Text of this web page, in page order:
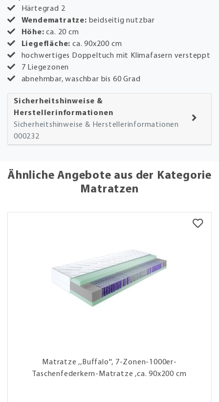
Härtegrad 2
Wendematratze: beidseitig nutzbar
Höhe:ca. 20 cm
Liegefläche:ca. 90x200 cm
hochwertiges Doppeltuch mit Klimafasern versteppt
7 Liegezonen
abnehmbar, waschbar bis 60 Grad
Sicherheitshinweise &
Herstellerinformationen
Sicherheitshinweise & Herstellerinformationen
000232
Ähnliche Angebote aus der Kategorie
Matratzen
Matratze ,,Buffalo'', 7-Zonen-1000er-
Taschenfederkern-Matratze ,ca. 90x200 cm